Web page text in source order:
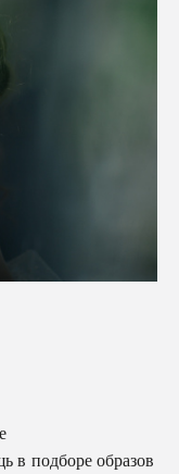
в подборе образов